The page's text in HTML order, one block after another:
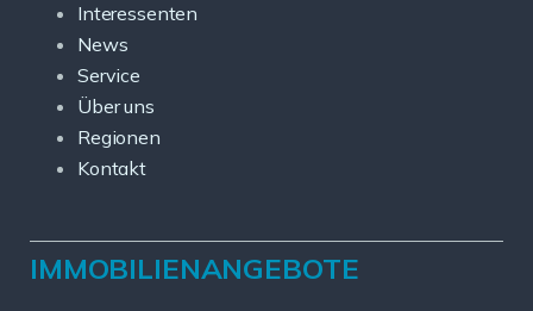
Interessenten
News
Service
Über uns
Regionen
Kontakt
IMMOBILIENANGEBOTE